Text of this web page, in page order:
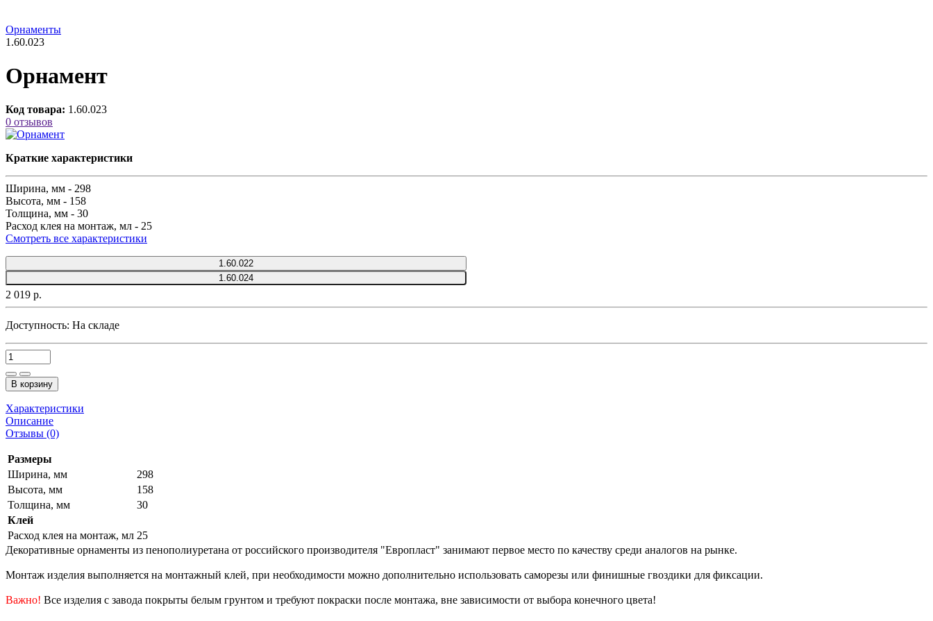
Орнаменты
1.60.023
Орнамент
Код товара: 1.60.023
0 отзывов
Краткие характеристики
Ширина, мм - 298
Высота, мм - 158
Толщина, мм - 30
Расход клея на монтаж, мл - 25
Смотреть все характеристики
1.60.022
1.60.024
2 019 р.
Доступность: На складе
В корзину
Характеристики
Описание
Отзывы (0)
Размеры
Ширина, мм
298
Высота, мм
158
Толщина, мм
30
Клей
Расход клея на монтаж, мл 25
Декоративные орнаменты из пенополиуретана от российского производителя "Европласт" занимают первое место по качеству среди аналогов на рынке.
Монтаж изделия выполняется на монтажный клей, при необходимости можно дополнительно использовать саморезы или финишные гвоздики для фиксации.
Важно! Все изделия с завода покрыты белым грунтом и требуют покраски после монтажа, вне зависимости от выбора конечного цвета!